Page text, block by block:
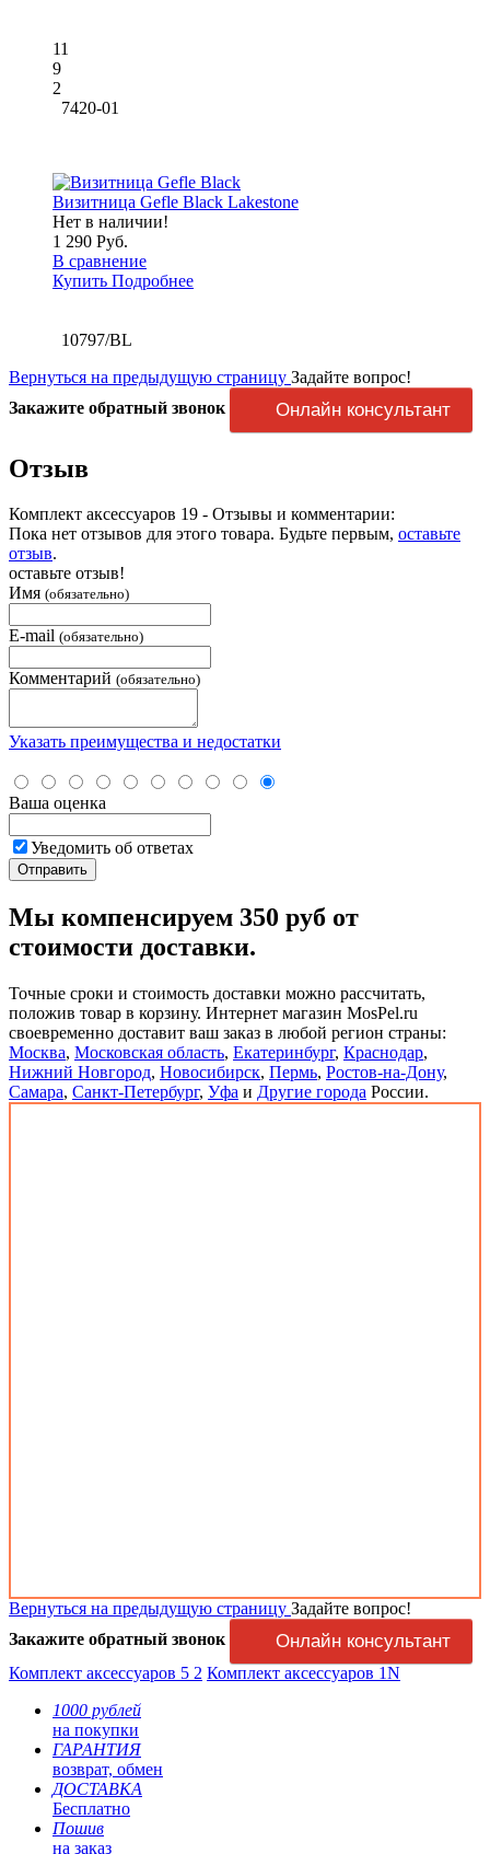
11
9
2
7420-01
Визитница Gefle Black Lakestone
Нет в наличии!
1 290 Руб.
В сравнение
Купить Подробнее
10797/BL
Вернуться на предыдущую страницу Задайте вопрос!
Закажите обратный звонок
Онлайн консультант
Отзыв
Комплект аксессуаров 19 - Отзывы и комментарии:
Пока нет отзывов для этого товара. Будьте первым, оставьте
отзыв.
оставьте отзыв!
Имя (обязательно)
E-mail (обязательно)
Комментарий (обязательно)
Указать преимущества и недостатки
Ваша оценка
Уведомить об ответах
Мы компенсируем 350 руб от
стоимости доставки.
Точные сроки и стоимость доставки можно рассчитать,
положив товар в корзину. Интернет магазин MosPel.ru
своевременно доставит ваш заказ в любой регион страны:
Москва, Московская область, Екатеринбург, Краснодар,
Нижний Новгород, Новосибирск, Пермь, Ростов-на-Дону,
Самара, Санкт-Петербург, Уфа и Другие города России.
Вернуться на предыдущую страницу Задайте вопрос!
Закажите обратный звонок
Онлайн консультант
Комплект аксессуаров 5 2 Комплект аксессуаров 1N
1000 рублей
на покупки
ГАРАНТИЯ
возврат, обмен
ДОСТАВКА
Бесплатно
Пошив
на заказ